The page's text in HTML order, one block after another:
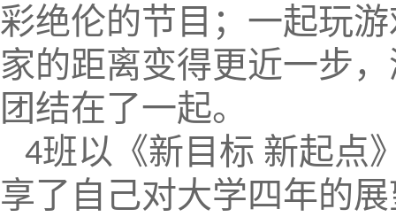
彩绝伦的节目；一起玩
家的距离变得更近一步
团结在了一起。
4班以《新目标 新起点
享了自己对大学四年的